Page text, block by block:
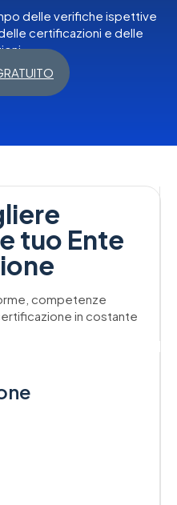
delle verifiche ispettive
certificazioni e delle
tuo Ente
competenze
in costante